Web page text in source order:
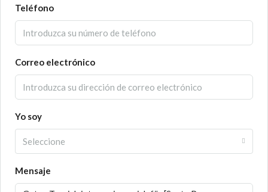
Teléfono
Correo electrónico
Yo soy
Seleccione
Mensaje